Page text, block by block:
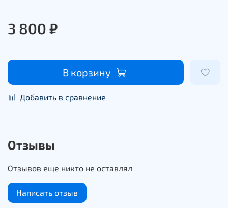
3 800 ₽
В корзину
Добавить в сравнение
Отзывы
Отзывов еще никто не оставлял
Написать отзыв